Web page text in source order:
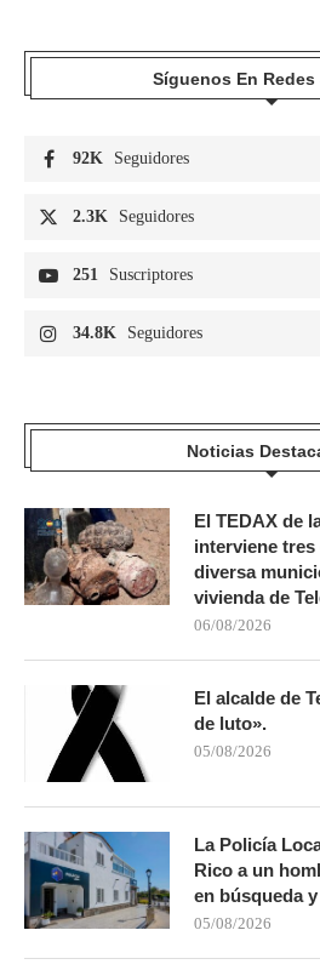
Síguenos En Redes
92K Seguidores
2.3K Seguidores
251 Suscriptores
34.8K Seguidores
Noticias
El TEDAX de
interviene tres
diversa
vivienda de
06/08/2026
El alcalde de
de luto».
05/08/2026
La Policía
Rico a un
en búsqueda
05/08/2026